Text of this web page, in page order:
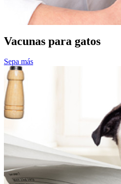
Vacunas para gatos
Sepa más